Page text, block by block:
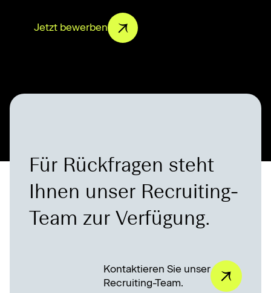
Jetzt bewerben
Für Rückfragen steht
Ihnen unser Recruiting-
Team zur Verfügung.
Kontaktieren Sie unser
Recruiting-Team.